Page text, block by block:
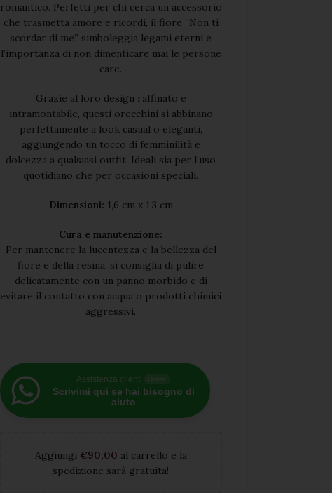
romantico. Perfetti per chi cerca un accessorio
che trasmetta amore e ricordi, il fiore “Non ti
scordar di me” simboleggia legami eterni e
l’importanza di non dimenticare mai le persone
care.
Grazie al loro design raffinato e
intramontabile, questi orecchini si abbinano
perfettamente a look casual o eleganti,
aggiungendo un tocco di femminilità e
dolcezza a qualsiasi outfit. Ideali sia per l’uso
quotidiano che per occasioni speciali.
Dimensioni: 1,6 cm x 1,3 cm
Cura e manutenzione:
Per mantenere la lucentezza e la bellezza del
fiore e della resina, si consiglia di pulire
delicatamente con un panno morbido e di
evitare il contatto con acqua o prodotti chimici
aggressivi.
Assistenza clienti
Scrivimi qui se hai bisogno di
aiuto
Aggiungi €90,00 al carrello e la
spedizione sarà gratuita!